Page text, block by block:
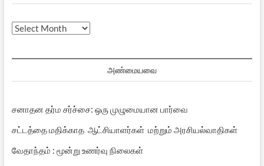
முந்தைய
அண்மையவை
சனாதன தர்ம சர்ச்சை: ஒரு முழுமையான பார்வை
சட்டத்தை மதிக்காத ஆட்சியாளர்கள் மற்றும் அரசியல்வாதிகள்
வேதாந்தம் : மூன்று உணர்வு நிலைகள்